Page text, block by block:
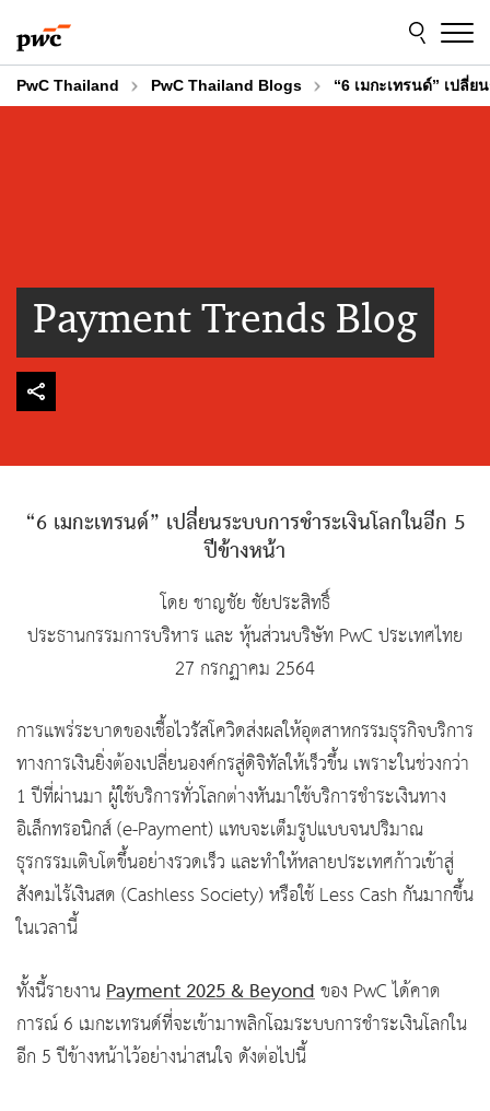
to
content
to
footer
PwC Thailand PwC Thailand Blogs “6 เมกะเทรนด์” เปลี่
Payment Trends Blog
“6 เมกะเทรนด์” เปลี่ยนระบบการชำระเงินโลกในอีก 5
ปีข้างหน้า
โดย ชาญชัย ชัยประสิทธิ์
ประธานกรรมการบริหาร และ หุ้นส่วนบริษัท PwC ประเทศไทย
27 กรกฏาคม 2564
การแพร่ระบาดของเชื้อไวรัสโควิดส่งผลให้อุตสาหกรรมธุรกิจบริการ
ทางการเงินยิ่งต้องเปลี่ยนองค์กรสู่ดิจิทัลให้เร็วขึ้น เพราะในช่วงกว่า
1 ปีที่ผ่านมา ผู้ใช้บริการทั่วโลกต่างหันมาใช้บริการชำระเงินทาง
อิเล็กทรอนิกส์ (e-Payment) แทบจะเต็มรูปแบบจนปริมาณ
ธุรกรรมเติบโตขึ้นอย่างรวดเร็ว และทำให้หลายประเทศก้าวเข้าสู่
สังคมไร้เงินสด (Cashless Society) หรือใช้ Less Cash กันมากขึ้น
ในเวลานี้
ทั้งนี้รายงานPayment 2025 & Beyondของ PwC ได้คาด
การณ์ 6 เมกะเทรนด์ที่จะเข้ามาพลิกโฉมระบบการชำระเงินโลกใน
อีก 5 ปีข้างหน้าไว้อย่างน่าสนใจ ดังต่อไปนี้